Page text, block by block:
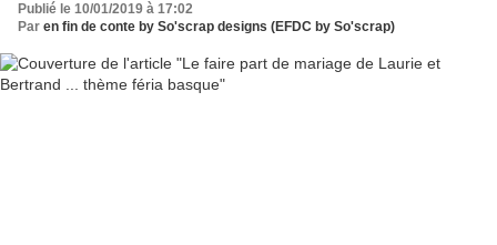
Publié le 10/01/2019 à 17:02
Par en fin de conte by So'scrap designs (EFDC by So'scrap)